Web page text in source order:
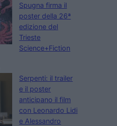
Spugna firma il
poster della 26ª
edizione del
Trieste
Science+Fiction
Serpenti: il trailer
e il poster
anticipano il film
con Leonardo Lidi
e Alessandro